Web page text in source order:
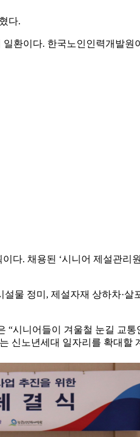
다.
환이다. 한국노인인력개발
다. 채용된 ‘시니어 제설관
물 정미, 제설자재 상하차·살
니어들이 겨울철 눈길 교
신노년세대 일자리를 확대할